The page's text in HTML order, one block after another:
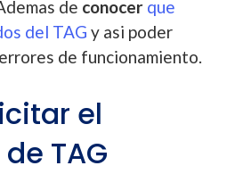
de conocer que
del TAG y asi poder
de funcionamiento.
el
TAG